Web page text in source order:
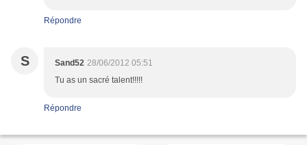
Répondre
S Sand52 28/06/2012 05:51
Tu as un sacré talent!!!!!
Répondre